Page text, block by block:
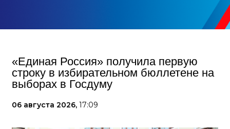
«Единая Россия» получила первую
строку в избирательном бюллетене на
выборах в Госдуму
06 августа 2026, 17:09